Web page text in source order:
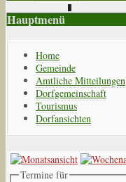
Hauptmenü
Home
Gemeinde
Amtliche Mitteilungen
Dorfgemeinschaft
Tourismus
Dorfansichten
Termine für